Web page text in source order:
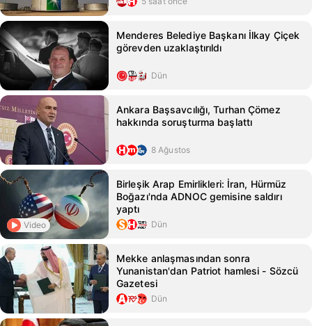
Menderes Belediye Başkanı İlkay Çiçek
görevden uzaklaştırıldı
Dün
Ankara Başsavcılığı, Turhan Çömez
hakkında soruşturma başlattı
8 Ağustos
Video
Birleşik Arap Emirlikleri: İran, Hürmüz
Boğazı'nda ADNOC gemisine saldırı
yaptı
Dün
Mekke anlaşmasından sonra
Yunanistan'dan Patriot hamlesi - Sözcü
Gazetesi
Dün